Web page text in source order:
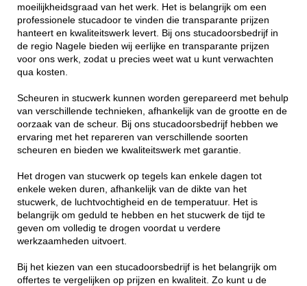
moeilijkheidsgraad van het werk. Het is belangrijk om een
professionele stucadoor te vinden die transparante prijzen
hanteert en kwaliteitswerk levert. Bij ons stucadoorsbedrijf in
de regio Nagele bieden wij eerlijke en transparante prijzen
voor ons werk, zodat u precies weet wat u kunt verwachten
qua kosten.
Scheuren in stucwerk kunnen worden gerepareerd met behulp
van verschillende technieken, afhankelijk van de grootte en de
oorzaak van de scheur. Bij ons stucadoorsbedrijf hebben we
ervaring met het repareren van verschillende soorten
scheuren en bieden we kwaliteitswerk met garantie.
Het drogen van stucwerk op tegels kan enkele dagen tot
enkele weken duren, afhankelijk van de dikte van het
stucwerk, de luchtvochtigheid en de temperatuur. Het is
belangrijk om geduld te hebben en het stucwerk de tijd te
geven om volledig te drogen voordat u verdere
werkzaamheden uitvoert.
Bij het kiezen van een stucadoorsbedrijf is het belangrijk om
offertes te vergelijken op prijzen en kwaliteit. Zo kunt u de